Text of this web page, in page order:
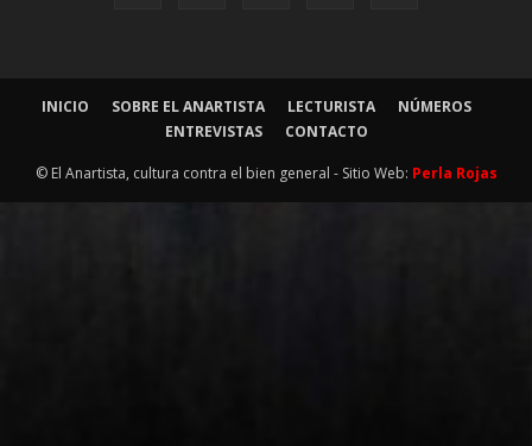
INICIO SOBRE EL ANARTISTA LECTURISTA
NÚMEROS
ENTREVISTAS
CONTACTO
© El Anartista, cultura contra el bien general - Sitio Web: Perla Rojas